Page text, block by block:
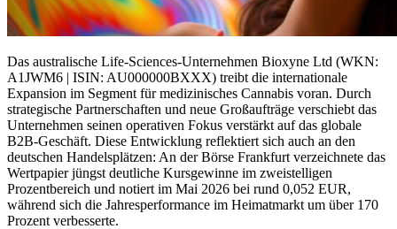
Das australische Life-Sciences-Unternehmen Bioxyne Ltd (WKN:
A1JWM6 | ISIN: AU000000BXXX) treibt die internationale
Expansion im Segment für medizinisches Cannabis voran. Durch
strategische Partnerschaften und neue Großaufträge verschiebt das
Unternehmen seinen operativen Fokus verstärkt auf das globale
B2B-Geschäft. Diese Entwicklung reflektiert sich auch an den
deutschen Handelsplätzen: An der Börse Frankfurt verzeichnete das
Wertpapier jüngst deutliche Kursgewinne im zweistelligen
Prozentbereich und notiert im Mai 2026 bei rund 0,052 EUR,
während sich die Jahresperformance im Heimatmarkt um über 170
Prozent verbesserte.